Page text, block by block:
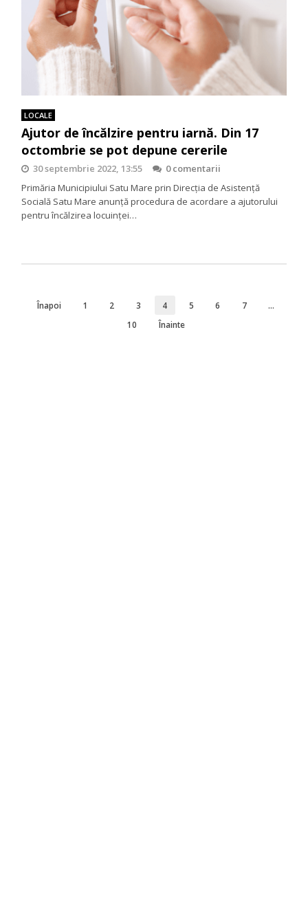
LOCALE
Ajutor de încălzire pentru iarnă. Din 17
octombrie se pot depune cererile
30 septembrie 2022, 13:55
0 comentarii
Primăria Municipiului Satu Mare prin Direcția de Asistență
Socială Satu Mare anunță procedura de acordare a ajutorului
pentru încălzirea locuinței…
Înapoi 1 2 3 4 5 6 7
…
10
Înainte